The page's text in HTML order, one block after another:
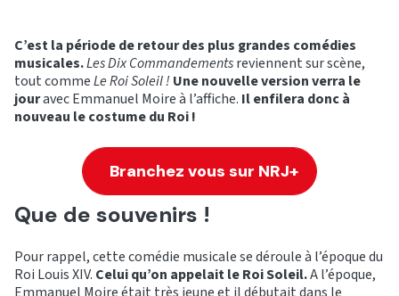
C’est la période de retour des plus grandes comédies
musicales.Les Dix Commandementsreviennent sur scène,
tout commeLe Roi Soleil ! Une nouvelle version verra le
jouravec Emmanuel Moire à l’affiche. Il enfilera donc à
nouveau le costume du Roi !
Branchez vous sur NRJ+
Que de souvenirs !
Pour rappel, cette comédie musicale se déroule à l’époque du
Roi Louis XIV. Celui qu’on appelait le Roi Soleil.A l’époque,